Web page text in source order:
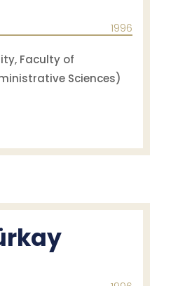
1996
Faculty of
Sciences)